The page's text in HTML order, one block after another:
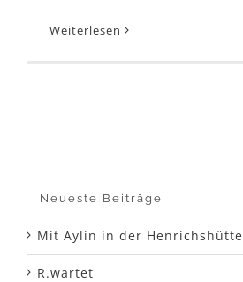
Weiterlesen
Neueste Beiträge
Mit Aylin in der Henrichshütte
R.wartet